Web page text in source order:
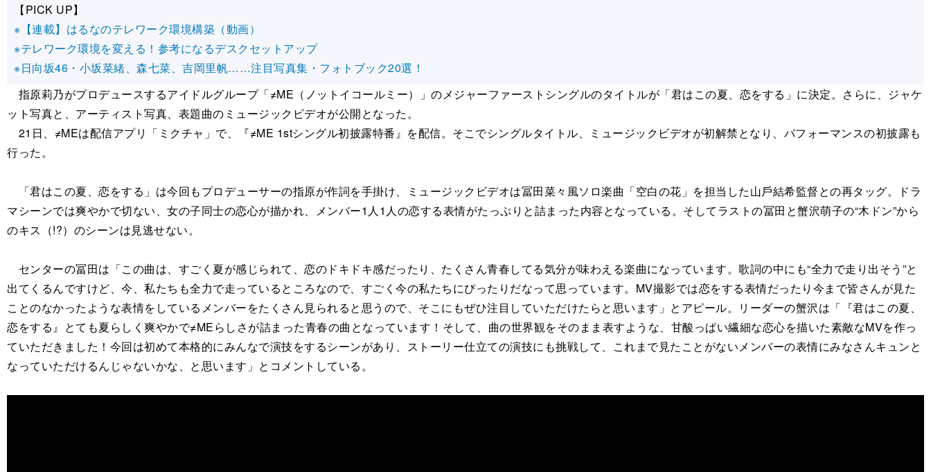
【PICK UP】
※【連載】はるなのテレワーク環境構築（動画）
※テレワーク環境を変える！参考になるデスクセットアップ
※日向坂46・小坂菜緒、森七菜、吉岡里帆……注目写真集・フォトブック20選！
指原莉乃がプロデュースするアイドルグループ「≠ME（ノットイコールミー）」のメジャーファーストシングルのタイトルが「君はこの夏、恋をする」に決定。さらに、ジャケ
ット写真と、アーティスト写真、表題曲のミュージックビデオが公開となった。
21日、≠MEは配信アプリ「ミクチャ」で、『≠ME 1stシングル初披露特番』を配信。そこでシングルタイトル、ミュージックビデオが初解禁となり、パフォーマンスの初披露も
行った。
「君はこの夏、恋をする」は今回もプロデューサーの指原が作詞を手掛け、ミュージックビデオは冨⽥菜々⾵ソロ楽曲「空⽩の花」を担当した⼭⼾結希監督との再タッグ。ドラ
マシーンでは爽やかで切ない、女の子同士の恋心が描かれ、メンバー1人1人の恋する表情がたっぷりと詰まった内容となっている。そしてラストの冨⽥と蟹沢萌子の“木ドン”から
のキス（!?）のシーンは見逃せない。
センターの冨田は「この曲は、すごく夏が感じられて、恋のドキドキ感だったり、たくさん⻘春してる気分が味わえる楽曲になっています。歌詞の中にも“全⼒で⾛り出そう”と
出てくるんですけど、今、私たちも全⼒で⾛っているところなので、すごく今の私たちにぴったりだなって思っています。MV撮影では恋をする表情だったり今まで皆さんが⾒た
ことのなかったような表情をしているメンバーをたくさん⾒られると思うので、そこにもぜひ注⽬していただけたらと思います」とアピール。リーダーの蟹沢は「『君はこの夏、
恋をする』とても夏らしく爽やかで≠MEらしさが詰まった⻘春の曲となっています！そして、曲の世界観をそのまま表すような、⽢酸っぱい繊細な恋⼼を描いた素敵なMVを作っ
ていただきました！今回は初めて本格的にみんなで演技をするシーンがあり、ストーリー仕⽴ての演技にも挑戦して、これまで⾒たことがないメンバーの表情にみなさんキュンと
なっていただけるんじゃないかな、と思います」とコメントしている。